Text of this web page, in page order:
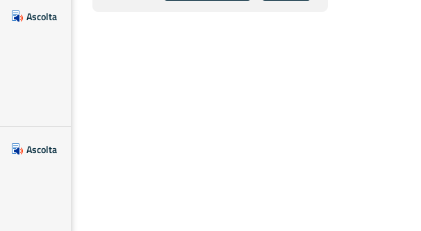
Ascolta
Ascolta